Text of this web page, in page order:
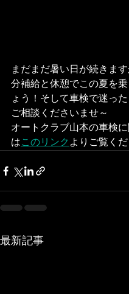
まだまだ暑い日が続きま
分補給と休憩でこの夏を
ょう！そして車検で迷っ
ご相談くださいませ～
オートクラブ山本の車検
はこのリンクよりご覧くだ
最新記事